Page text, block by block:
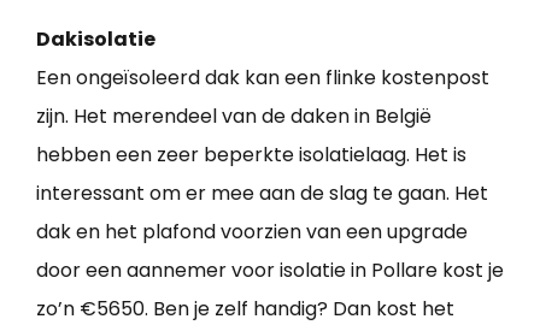
Dakisolatie
Een ongeïsoleerd dak kan een flinke kostenpost
zijn. Het merendeel van de daken in België
hebben een zeer beperkte isolatielaag. Het is
interessant om er mee aan de slag te gaan. Het
dak en het plafond voorzien van een upgrade
door een aannemer voor isolatie in Pollare kost je
zo’n €5650. Ben je zelf handig? Dan kost het